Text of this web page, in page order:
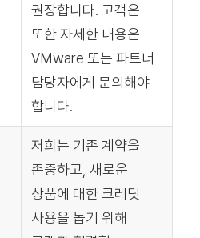
권장합니다. 고객은
또한 자세한 내용은
VMware 또는 파트너
담당자에게 문의해야
합니다.
저희는 기존 계약을
존중하고, 새로운
상품에 대한 크레딧
사용을 돕기 위해